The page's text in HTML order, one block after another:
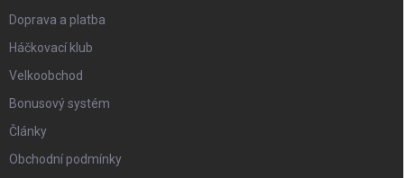
Doprava a platba
Háčkovací klub
Velkoobchod
Bonusový systém
Články
Obchodní podmínky